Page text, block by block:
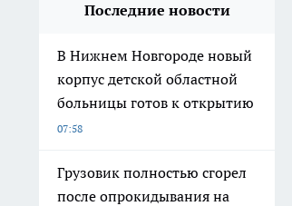
Последние новости
В Нижнем Новгороде новый
корпус детской областной
больницы готов к открытию
07:58
Грузовик полностью сгорел
после опрокидывания на